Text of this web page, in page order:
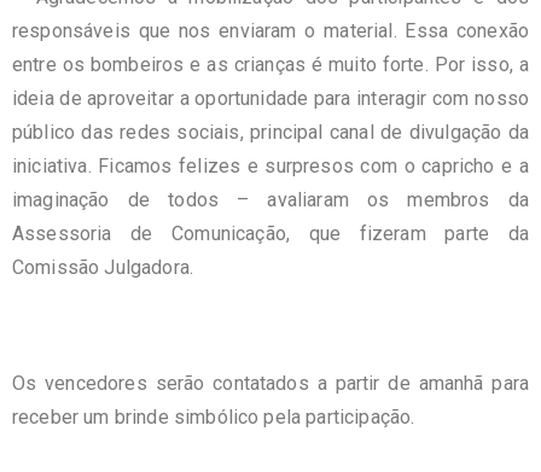
responsáveis que nos enviaram o material. Essa conexão
entre os bombeiros e as crianças é muito forte. Por isso, a
ideia de aproveitar a oportunidade para interagir com nosso
público das redes sociais, principal canal de divulgação da
iniciativa. Ficamos felizes e surpresos com o capricho e a
imaginação de todos – avaliaram os membros da
Assessoria de Comunicação, que fizeram parte da
Comissão Julgadora.
Os vencedores serão contatados a partir de amanhã para
receber um brinde simbólico pela participação.